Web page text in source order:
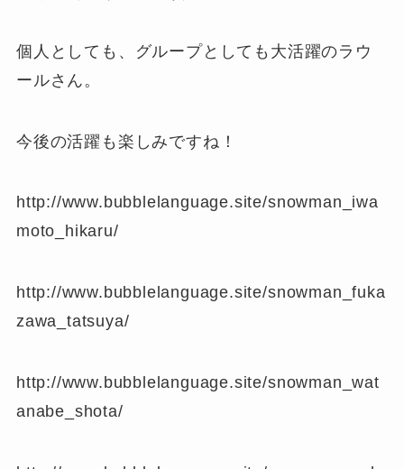
個人としても、グループとしても大活躍のラウ
ールさん。
今後の活躍も楽しみですね！
http://www.bubblelanguage.site/snowman_iwa
moto_hikaru/
http://www.bubblelanguage.site/snowman_fuka
zawa_tatsuya/
http://www.bubblelanguage.site/snowman_wat
anabe_shota/